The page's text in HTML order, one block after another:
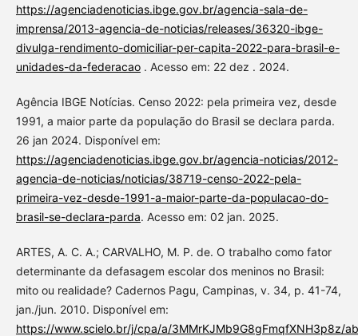
https://agenciadenoticias.ibge.gov.br/agencia-sala-de-
imprensa/2013-agencia-de-noticias/releases/36320-ibge-
divulga-rendimento-domiciliar-per-capita-2022-para-brasil-e-
unidades-da-federacao. Acesso em: 22 dez . 2024.
Agência IBGE Notícias. Censo 2022: pela primeira vez, desde
1991, a maior parte da população do Brasil se declara parda.
26 jan 2024. Disponível em:
https://agenciadenoticias.ibge.gov.br/agencia-noticias/2012-
agencia-de-noticias/noticias/38719-censo-2022-pela-
primeira-vez-desde-1991-a-maior-parte-da-populacao-do-
brasil-se-declara-parda. Acesso em: 02 jan. 2025.
ARTES, A. C. A.; CARVALHO, M. P. de. O trabalho como fator
determinante da defasagem escolar dos meninos no Brasil:
mito ou realidade? Cadernos Pagu, Campinas, v. 34, p. 41-74,
jan./jun. 2010. Disponível em:
https://www.scielo.br/j/cpa/a/3MMrKJMb9G8gFmqfXNH3p8z/